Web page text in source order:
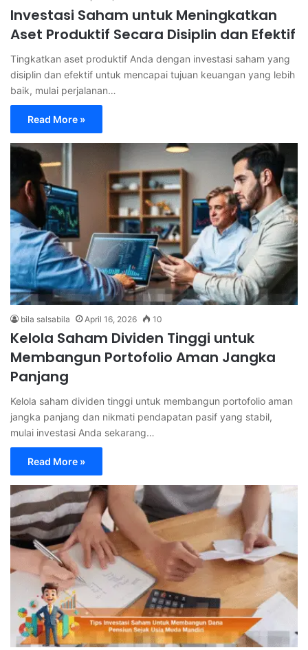
Investasi Saham untuk Meningkatkan
Aset Produktif Secara Disiplin dan Efektif
Tingkatkan aset produktif Anda dengan investasi saham yang
disiplin dan efektif untuk mencapai tujuan keuangan yang lebih
baik, mulai perjalanan…
Read More »
bila salsabila April 16, 2026 10
Kelola Saham Dividen Tinggi untuk
Membangun Portofolio Aman Jangka
Panjang
Kelola saham dividen tinggi untuk membangun portofolio aman
jangka panjang dan nikmati pendapatan pasif yang stabil,
mulai investasi Anda sekarang…
Read More »